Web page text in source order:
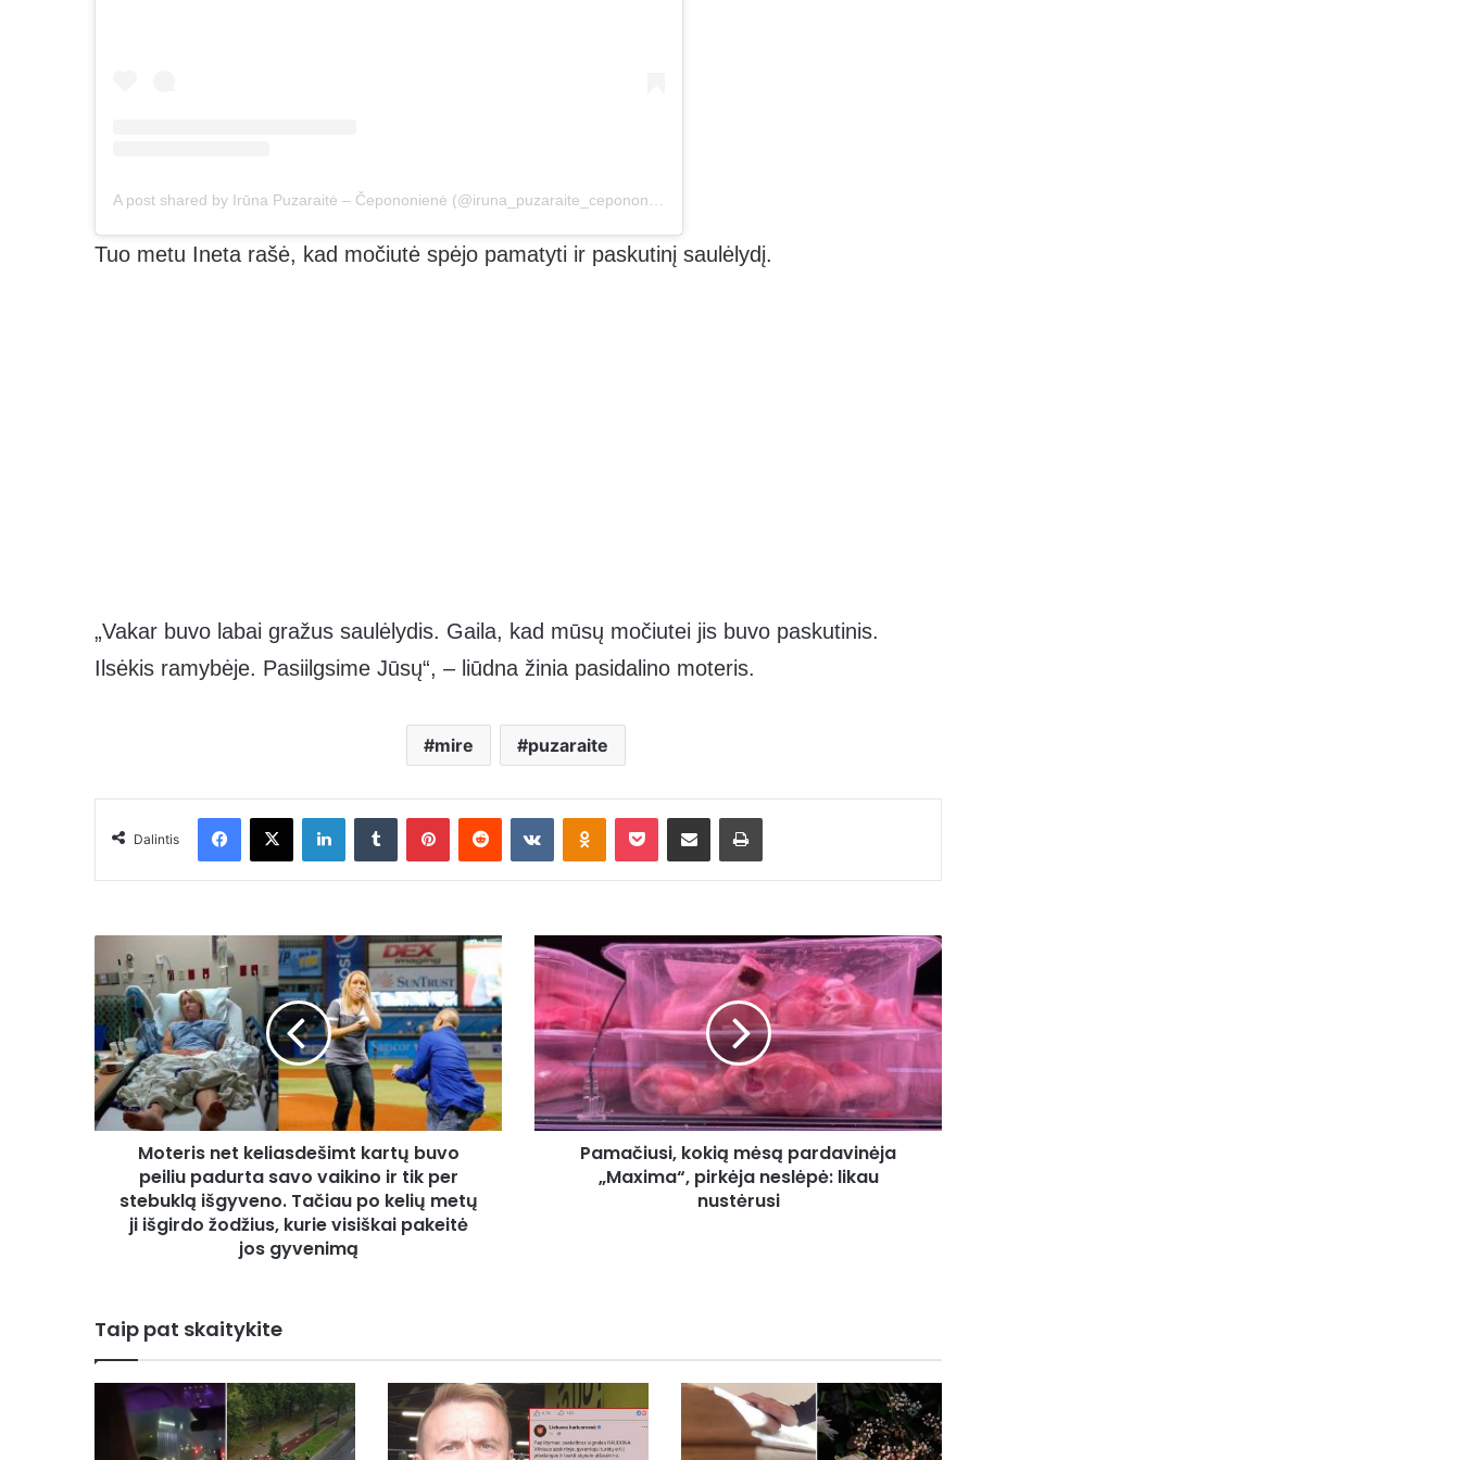
Tuo metu Ineta rašė, kad močiutė spėjo pamatyti ir paskutinį saulėlydį.
„Vakar buvo labai gražus saulėlydis. Gaila, kad mūsų močiutei jis buvo paskutinis.
Ilsėkis ramybėje. Pasiilgsime Jūsų“, – liūdna žinia pasidalino moteris.
mire puzaraite
Dalintis
Facebook
X LinkedInTumblr PinterestReddit VKontakteOdnoklassniki
Pocket Dalintis el. paštu Spausdinti
keliasdešimt
kartų
buvo
peiliu
padurta
savo
vaikino
stebuklą
metų
ji
žodžius,
visiškai
Moteris net keliasdešimt kartų buvo
peiliu padurta savo vaikino ir tik per
stebuklą išgyveno. Tačiau po kelių metų
ji išgirdo žodžius, kurie visiškai pakeitė
jos gyvenimą
Pamačiusi,
kokią
mėsą
pardavinėja
„Maxima“,
pirkėja
neslėpė:
likau
nustėrusi
Pamačiusi, kokią mėsą pardavinėja
„Maxima“, pirkėja neslėpė: likau
nustėrusi
Taip pat skaitykite